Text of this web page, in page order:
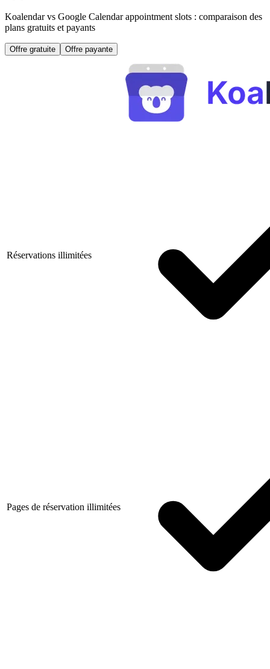
Koalendar vs Google Calendar appointment slots : comparaison des
plans gratuits et payants
Offre gratuite Offre payante
Réservations illimitées
Pages de réservation illimitées